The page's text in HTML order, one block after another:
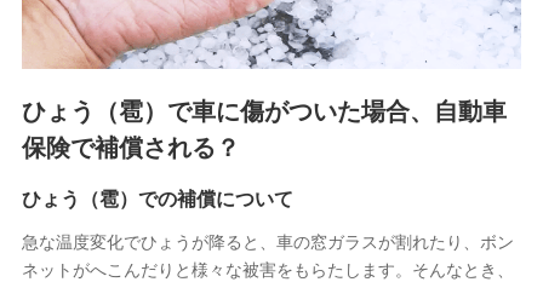
各種セミナーの案内、開催のため
上記に係る連絡・手続き・管理等付帯業務を行うため
4.家族・友達紹介にて取得した個人情報
被紹介者への連絡、及び当社と取引のあるもしくは委託を受
けている保険会社・提携会社の保険その他に関する情報を提
供し、金融商品等の契約を勧奨するため
アンケートやキャンペーン等の実施のため
上記に係る連絡・手続き・管理等付帯業務を行うため
ひょう（雹）で車に傷がついた場合、自動車
保険で補償される？
ひょう（雹）での補償について
急な温度変化でひょうが降ると、車の窓ガラスが割れたり、ボン
ネットがへこんだりと様々な被害をもらたします。そんなとき、